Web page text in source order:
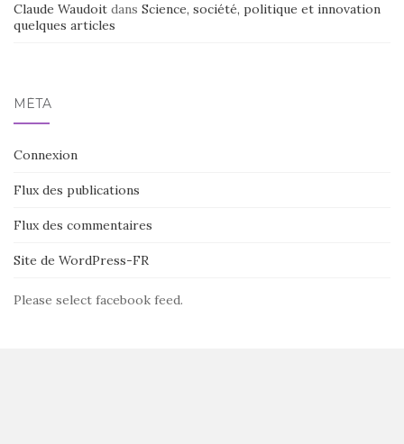
Claude Waudoit dans Science, société, politique et innovation
quelques articles
MÉTA
Connexion
Flux des publications
Flux des commentaires
Site de WordPress-FR
Please select facebook feed.